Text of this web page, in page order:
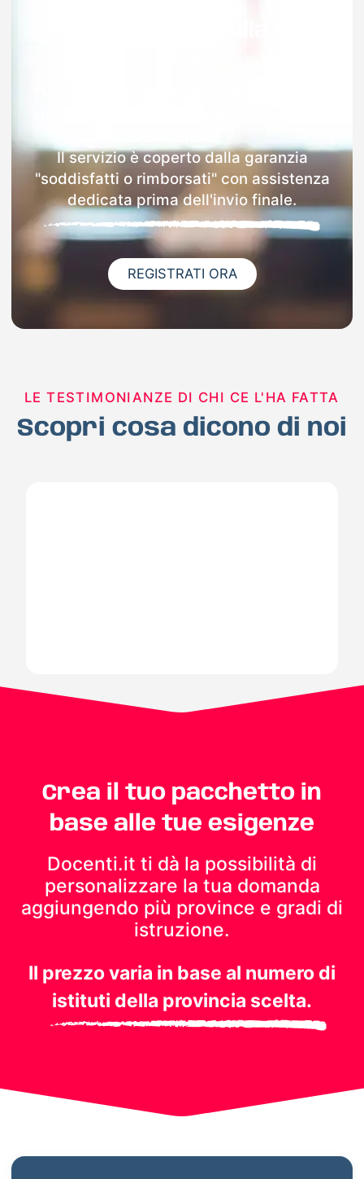
Il servizio è coperto dalla garanzia
"soddisfatti o rimborsati" con assistenza
dedicata prima dell'invio finale.
REGISTRATI ORA
LE TESTIMONIANZE DI CHI CE L'HA FATTA
Scopri cosa dicono di noi
Crea il tuo pacchetto in
base alle tue esigenze
Docenti.it ti dà la possibilità di
personalizzare la tua domanda
aggiungendo più province e gradi di
istruzione.
Il prezzo varia in base al numero di
istituti della provincia scelta.